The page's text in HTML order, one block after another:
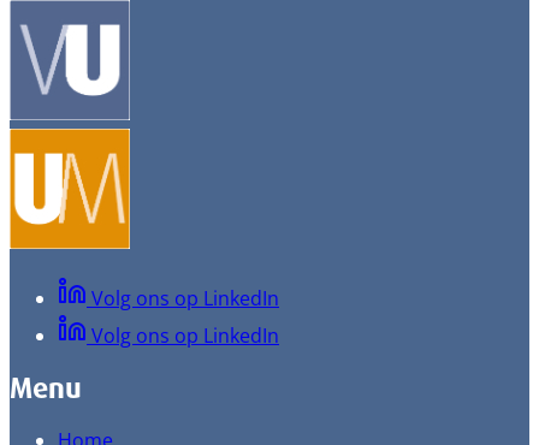
Volg ons op LinkedIn
Volg ons op LinkedIn
Menu